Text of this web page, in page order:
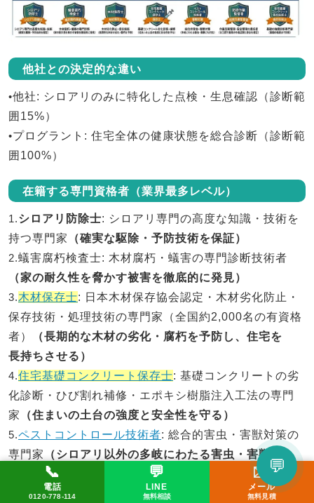
他社との決定的な違い
•他社: シロアリのみに特化した点検・生息確認（診断範
囲15%）
•プログラント : 住宅全体の健康状態を総合診断（診断範
囲100%）
在籍する専門資格者（業界最多レベル）
1.シロアリ防除士: シロアリ専門の高度な知識・技術を
持つ専門家
（確実な駆除・予防技術を保証）
2.蟻害腐朽検査士: 木材腐朽・蟻害の専門診断技術者
（家の耐久性を脅かす被害を徹底的に発見）
3.木材保存士: 日本木材保存協会認定・木材劣化防止・
保存技術・処理技術の専門家（全国約2,000名の有資格
者）
（長期的な木材の劣化・腐朽を予防し、住宅を
長持ちさせる）
4.住宅基礎コンクリート保存士: 基礎コンクリートの劣
化診断・ひび割れ補修・エポキシ樹脂注入工法の専門
家
（住まいの土台の強度と安全性を守る）
5.ペストコントロール技術者: 総合的害虫・害獣対策の
専門家
（シロアリ以外の多岐にわたる害虫・害獣にも
防除作業監督者 : 作業品質管理・安全管理の責任者
LINEで相談してみる
📞 0120-778-114 ✉️ メール 💬 LINE
📞
電話
0120-778-114
💬
LINE
無料相談
✉️
メール
無料見積
💬